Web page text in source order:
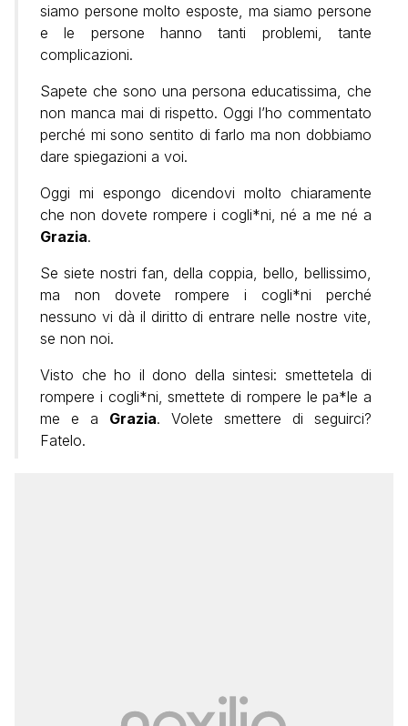
siamo persone molto esposte, ma siamo persone
e le persone hanno tanti problemi, tante
complicazioni.
Sapete che sono una persona educatissima, che
non manca mai di rispetto. Oggi l’ho commentato
perché mi sono sentito di farlo ma non dobbiamo
dare spiegazioni a voi.
Oggi mi espongo dicendovi molto chiaramente
che non dovete rompere i cogli*ni, né a me né a
Grazia.
Se siete nostri fan, della coppia, bello, bellissimo,
ma non dovete rompere i cogli*ni perché
nessuno vi dà il diritto di entrare nelle nostre vite,
se non noi.
Visto che ho il dono della sintesi: smettetela di
rompere i cogli*ni, smettete di rompere le pa*le a
me e a Grazia. Volete smettere di seguirci?
Fatelo.